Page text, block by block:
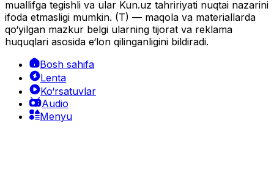
muallifga tegishli va ular Kun.uz tahririyati nuqtai nazarini
ifoda etmasligi mumkin. (T) — maqola va materiallarda
qo‘yilgan mazkur belgi ularning tijorat va reklama
huquqlari asosida e‘lon qilinganligini bildiradi.
Bosh sahifa
Lenta
Ko‘rsatuvlar
Audio
Menyu